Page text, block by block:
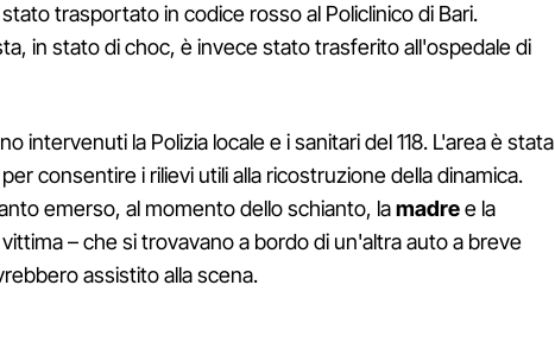
trasportato in codice rosso al Policlinico di Bari.
in stato di choc, è invece stato trasferito all'ospedale di
intervenuti la Polizia locale e i sanitari del 118. L'area è stata
consentire i rilievi utili alla ricostruzione della dinamica.
emerso, al momento dello schianto, lamadree la
– che si trovavano a bordo di un'altra auto a breve
assistito alla scena.